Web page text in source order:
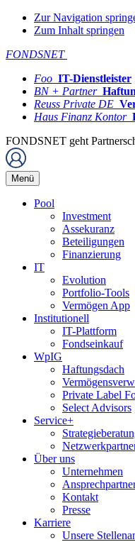
Zur Navigation
Zum Inhalt springen
FONDSNET
Foo IT-Dienstleister
BN + Partner
Reuss Private DE
Haus Finanz Kontor
FONDSNET geht
Menü
Pool
Investment
Assekuranz
Beteiligungen
Finanzierung
IT
Evolution
Portfolio-Tools
Vermögen App
Institutionell
IT-Plattform
Fondseinkauf
WpIG
Haftungsdach
Private Label
Select Advisors
Service+
Über uns
Unternehmen
Kontakt
Presse
Karriere
Unsere